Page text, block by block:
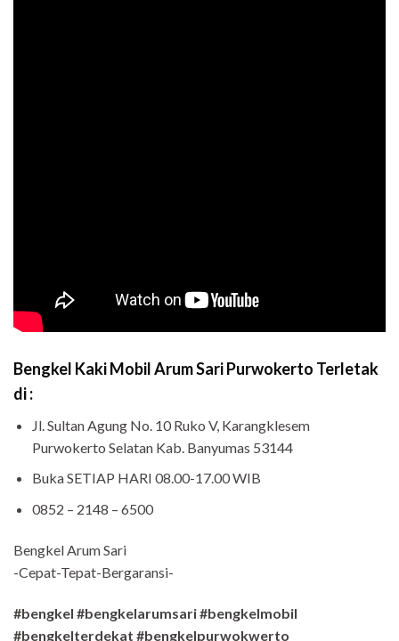
Bengkel Kaki Mobil Arum Sari Purwokerto Terletak
di :
Jl. Sultan Agung No. 10 Ruko V, Karangklesem
Purwokerto Selatan Kab. Banyumas 53144
Buka SETIAP HARI 08.00-17.00 WIB
0852 – 2148 – 6500
Bengkel Arum Sari
-Cepat-Tepat-Bergaransi-
#bengkel #bengkelarumsari #bengkelmobil
#bengkelterdekat #bengkelpurwokwerto